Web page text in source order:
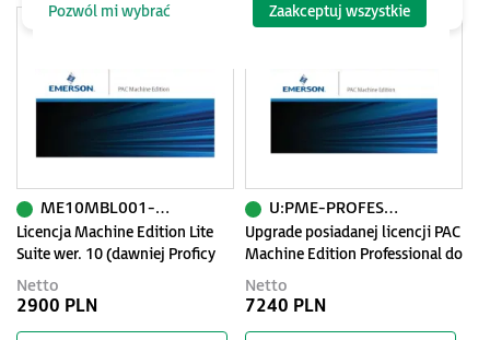
Licencja Machine Edition Lite
Suite wer. 10 (dawniej Proficy
Machine Edition) z pakietem
Primary Support
ME10MBL001-AP
Netto
2900 PLN
Upgrade posiadanej licencji PAC
Machine Edition Professional do
najnowszej wersji
U:PME-PROFESSIONAL
Netto
7240 PLN
Pozwól mi wybrać Zaakceptuj wszystkie